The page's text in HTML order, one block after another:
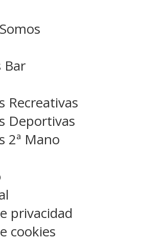
Bar
Recreativas
Deportivas
2ª Mano
privacidad
cookies